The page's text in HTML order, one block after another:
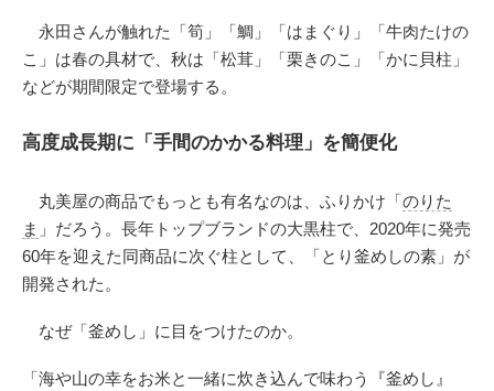
永田さんが触れた「筍」「鯛」「はまぐり」「牛肉たけの
こ」は春の具材で、秋は「松茸」「栗きのこ」「かに貝柱」
などが期間限定で登場する。
高度成長期に「手間のかかる料理」を簡便化
丸美屋の商品でもっとも有名なのは、ふりかけ「のりた
ま 」だろう。長年トップブランドの大黒柱で、2020年に発売
60年を迎えた同商品に次ぐ柱として、「とり釜めしの素」が
開発された。
なぜ「釜めし」に目をつけたのか。
「海や山の幸をお米と一緒に炊き込んで味わう『釜めし』